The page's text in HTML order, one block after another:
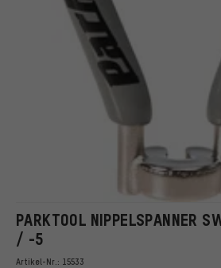
PARKTOOL
/ -5
Artikel-Nr.: 15533